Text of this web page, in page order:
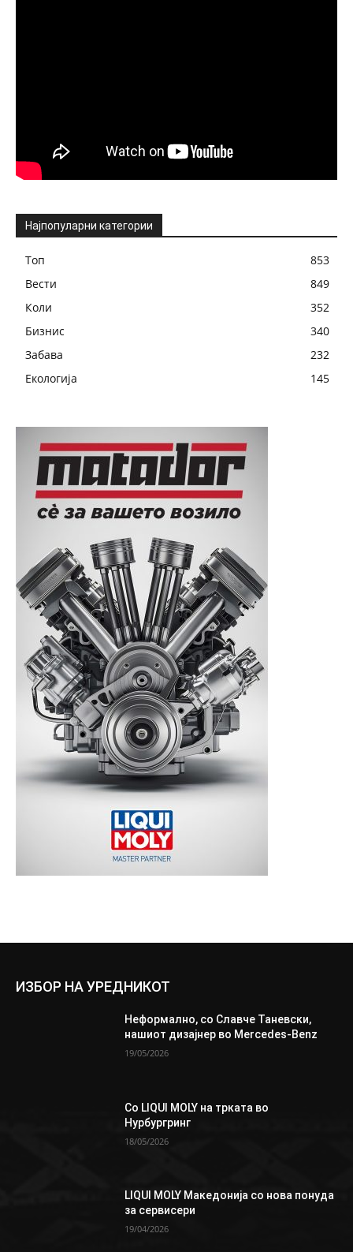
Најпопуларни категории
Топ
853
Вести
849
Коли
352
Бизнис
340
Забава
232
Екологија
145
ИЗБОР НА УРЕДНИКОТ
Неформално, со Славче Таневски,
нашиот дизајнер во Mercedes-Benz
19/05/2026
Со LIQUI MOLY на трката во
Нурбургринг
18/05/2026
LIQUI MOLY Македонија со нова понуда
за сервисери
19/04/2026